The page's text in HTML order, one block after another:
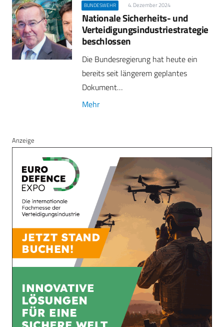
BUNDESWEHR 4. Dezember 2024
Nationale Sicherheits- und
Verteidigungsindustriestrategie
beschlossen
Die Bundesregierung hat heute ein
bereits seit längerem geplantes
Dokument…
Mehr
Anzeige